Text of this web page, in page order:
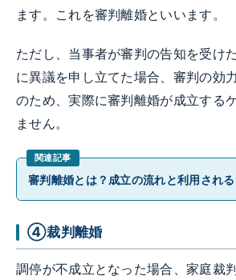
ます。これを審判離婚といいます。
ただし、当事者が審判の告知を受け
に異議を申し立てた場合、審判の効
のため、実際に審判離婚が成立する
ません。
審判離婚とは？成立の流れと利用され
④裁判離婚
調停が不成立となった場合、家庭裁